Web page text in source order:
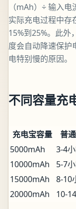
（mAh）÷ 输入
实际充电过程中存
15%到25%。此外
度会自动降速保护
电特别慢的原因。
不同容量充
充电宝容量 普
5000mAh
3-4
10000mAh
5-7
15000mAh
8-10
20000mAh
10-